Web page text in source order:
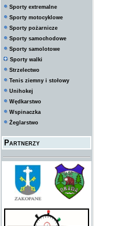
Sporty extremalne
Sporty motocyklowe
Sporty pożarnicze
Sporty samochodowe
Sporty samolotowe
Sporty walki
Strzelectwo
Tenis ziemny i stołowy
Unihokej
Wędkarstwo
Wspinaczka
Żeglarstwo
Partnerzy